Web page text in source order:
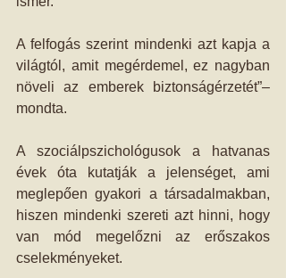
A felfogás szerint mindenki azt kapja a
világtól, amit megérdemel, ez nagyban
növeli az emberek biztonságérzetét”–
mondta.
A szociálpszichológusok a hatvanas
évek óta kutatják a jelenséget, ami
meglepően gyakori a társadalmakban,
hiszen mindenki szereti azt hinni, hogy
van mód megelőzni az erőszakos
cselekményeket.